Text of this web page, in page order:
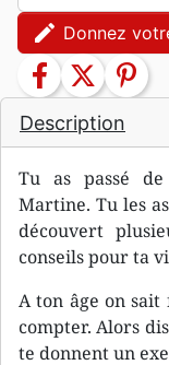
Description
Tu as passé
Martine. Tu les
découvert
conseils pour ta
A ton âge on sait
compter. Alors
te donnent un
edit Donnez
facebook twitter pinterest